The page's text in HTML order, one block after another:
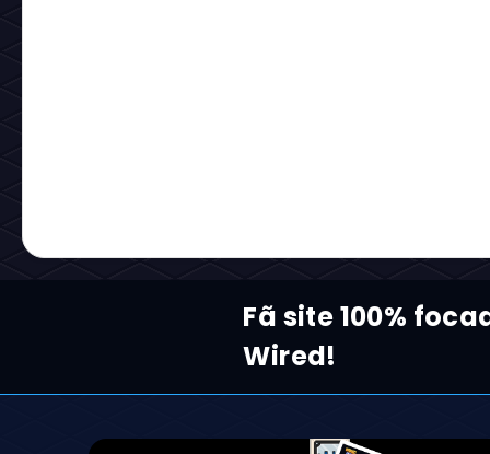
Fã site 100%
Wired!